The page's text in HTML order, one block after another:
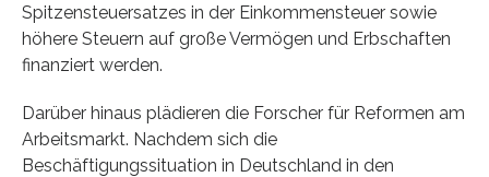
Spitzensteuersatzes in der Einkommensteuer sowie
höhere Steuern auf große Vermögen und Erbschaften
finanziert werden.
Darüber hinaus plädieren die Forscher für Reformen am
Arbeitsmarkt. Nachdem sich die
Beschäftigungssituation in Deutschland in den